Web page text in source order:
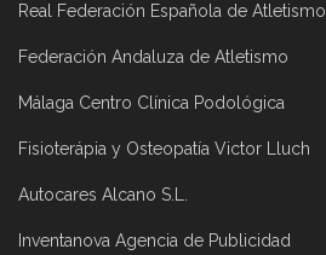
Real Federación Española de Atletismo
Federación Andaluza de Atletismo
Málaga Centro Clínica Podológica
Fisioterápia y Osteopatía Victor Lluch
Autocares Alcano S.L.
Inventanova Agencia de Publicidad